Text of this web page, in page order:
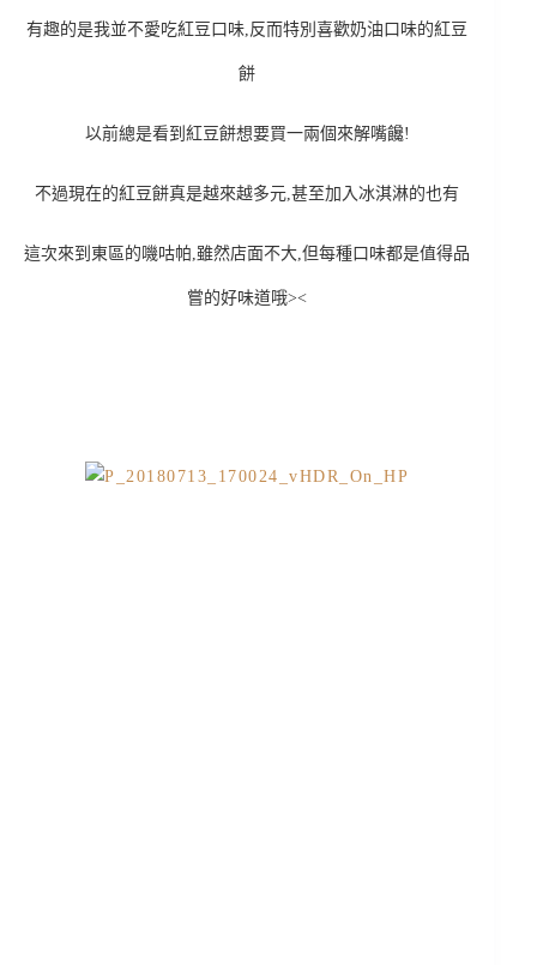
有趣的是我並不愛吃紅豆口味,反而特別喜歡奶油口味的紅豆
餅
以前總是看到紅豆餅想要買一兩個來解嘴饞!
不過現在的紅豆餅真是越來越多元,甚至加入冰淇淋的也有
這次來到東區的嘰咕帕,雖然店面不大,但每種口味都是值得品
嘗的好味道哦><